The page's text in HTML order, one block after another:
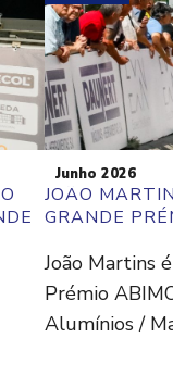
Junho 2026
JOÃO
GRANDE
João Martins
Prémio
Alumínios /